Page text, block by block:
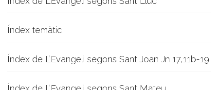
Índex temàtic
Índex de L’Evangeli segons Sant Joan Jn 17,11b-19